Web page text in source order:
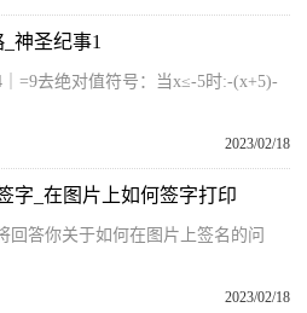
神圣纪事1
=9去绝对值符号：当x≤-5时:-(x+5)-
2023/02/18
字_在图片上如何签字打印
回答你关于如何在图片上签名的问
2023/02/18